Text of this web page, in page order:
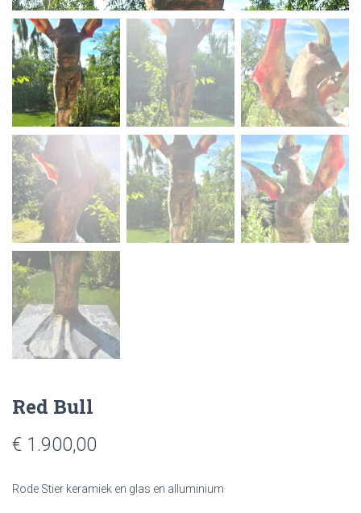
Red Bull
€ 1.900,00
Rode Stier keramiek en glas en alluminium